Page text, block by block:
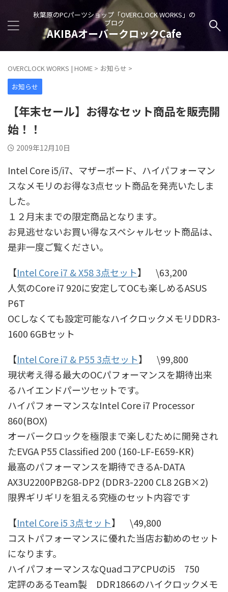
秋葉原のPCパーツショップ「OVERCLOCK WORKS」の
ブログ
AKIBAオーバークロックCafe
OVERCLOCK WORKS | HOME > お知らせ >
お知らせ
【年末セール】お得なセット商品を販売開
始！！
2009年12月10日
Intel Core i5/i7、マザーボード、ハイパフォーマン
スなメモリのお得な3点セット商品を発売いたしま
した。
１２月末までの限定商品となります。
お見逃せないお買い得なスペシャルセット商品は、
是非一度ご覧ください。
【Intel Core i7 & X58 3点セット】 \63,200
人気のCore i7 920に安定してOCも楽しめるASUS
P6T
OCしなくても設定可能なハイクロックメモリDDR3-
1600 6GBセット
【Intel Core i7 & P55 3点セット】 \99,800
現状考え得る最大のOCパフォーマンスを期待出来
るハイエンドパーツセットです。
ハイパフォーマンスなIntel Core i7 Processor
860(BOX)
オーバークロックを極限まで楽しむために開発され
たEVGA P55 Classified 200 (160-LF-E659-KR)
最高のパフォーマンスを期待できるA-DATA
AX3U2200PB2G8-DP2 (DDR3-2200 CL8 2GB×2)
限界ギリギリを狙える究極のセット内容です
【Intel Core i5 3点セット】 \49,800
コストパフォーマンスに優れた当店お勧めのセット
になります。
ハイパフォーマンスなQuadコアCPUのi5 750
定評のあるTeam製 DDR1866のハイクロックメモ